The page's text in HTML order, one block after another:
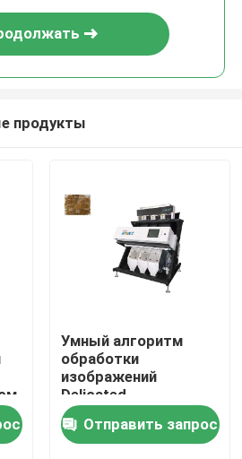
продукты
Умный алгоритм
обработки
изображений
Delicated
сортировщицы
цвета пшеницы
экрана
Отправить запрос